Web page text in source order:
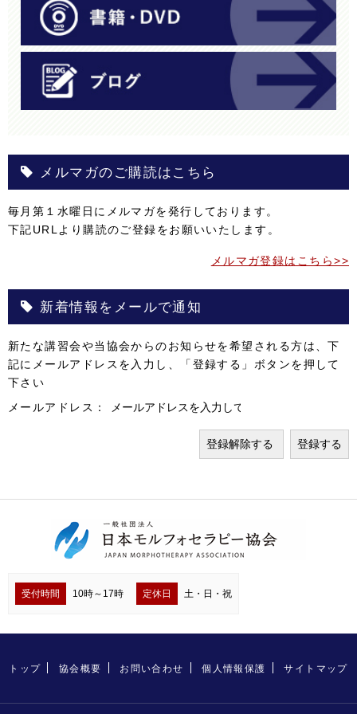
メルマガのご購読はこちら
毎月第１水曜日にメルマガを発行しております。
下記URLより購読のご登録をお願いいたします。
メルマガ登録はこちら>>
新着情報をメールで通知
新たな講習会や当協会からのお知らせを希望される方は、下
記にメールアドレスを入力し、「登録する」ボタンを押して
下さい
メールアドレス：
受付時間 10時～17時 定休日 土・日・祝
トップ 協会概要 お問い合わせ 個人情報保護 サイトマップ